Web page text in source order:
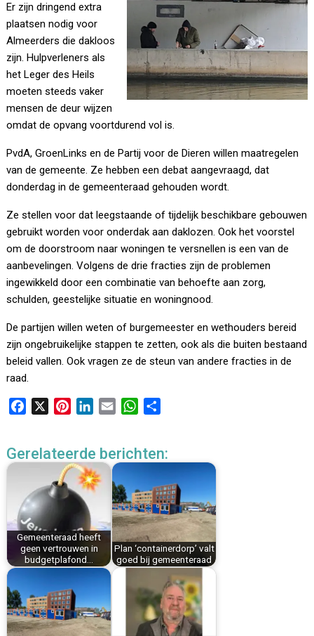
Er zijn dringend extra
plaatsen nodig voor
Almeerders die dakloos
zijn. Hulpverleners als
het Leger des Heils
moeten steeds vaker
mensen de deur wijzen
omdat de opvang voortdurend vol is.
PvdA, GroenLinks en de Partij voor de Dieren willen maatregelen
van de gemeente. Ze hebben een debat aangevraagd, dat
donderdag in de gemeenteraad gehouden wordt.
Ze stellen voor dat leegstaande of tijdelijk beschikbare gebouwen
gebruikt worden voor onderdak aan daklozen. Ook het voorstel
om de doorstroom naar woningen te versnellen is een van de
aanbevelingen. Volgens de drie fracties zijn de problemen
ingewikkeld door een combinatie van behoefte aan zorg,
schulden, geestelijke situatie en woningnood.
De partijen willen weten of burgemeester en wethouders bereid
zijn ongebruikelijke stappen te zetten, ook als die buiten bestaand
beleid vallen. Ook vragen ze de steun van andere fracties in de
raad.
e
o
o
k
t
e
r
t
k
e
d
n
i
W
t
A
p
p
e
n
Gerelateerde berichten:
Gemeenteraad heeft
geen vertrouwen in
budgetplafond…
Plan ‘containerdorp’ valt
goed bij gemeenteraad